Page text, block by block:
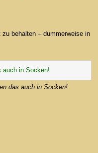
behalten – dummerweise in
das auch in Socken!